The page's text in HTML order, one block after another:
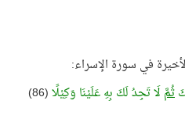
في سورة الإسراء:
ثُمَّ لَا تَجِدُ لَكَ بِهِ عَلَيْنَا وَكِيْلًا(86)